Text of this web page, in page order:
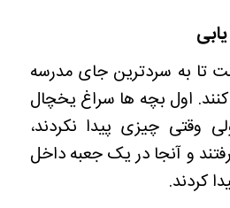
تا به سردترین جای مدرسه
کنند. اول بچه ها سراغ یخچال
وقتی چیزی پیدا نکردند،
رفتند و آنجا در یک جعبه داخل
کردند.